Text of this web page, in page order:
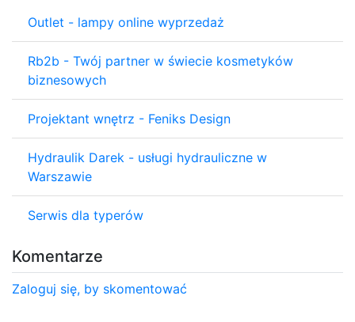
Outlet - lampy online wyprzedaż
Rb2b - Twój partner w świecie kosmetyków
biznesowych
Projektant wnętrz - Feniks Design
Hydraulik Darek - usługi hydrauliczne w
Warszawie
Serwis dla typerów
Komentarze
Zaloguj się, by skomentować